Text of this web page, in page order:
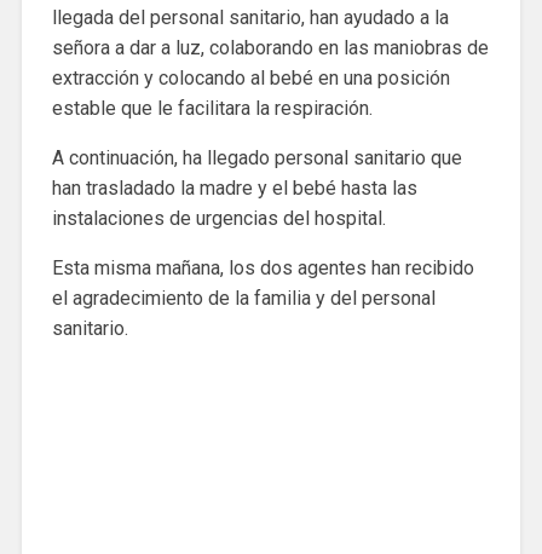
llegada del personal sanitario, han ayudado a la
señora a dar a luz, colaborando en las maniobras de
extracción y colocando al bebé en una posición
estable que le facilitara la respiración.
A continuación, ha llegado personal sanitario que
han trasladado la madre y el bebé hasta las
instalaciones de urgencias del hospital.
Esta misma mañana, los dos agentes han recibido
el agradecimiento de la familia y del personal
sanitario.